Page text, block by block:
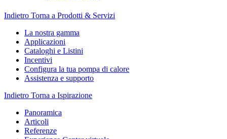
Indietro Torna a Prodotti & Servizi
La nostra gamma
Applicazioni
Cataloghi e Listini
Incentivi
Configura la tua pompa di calore
Assistenza e supporto
Indietro Torna a Ispirazione
Panoramica
Articoli
Referenze